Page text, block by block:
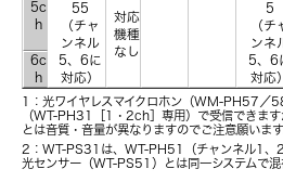
5c
h
55
（チャ
ンネル
5、6に
対応）
対応
機種
なし
5
（チ
ンネ
5、6
対応）
6c
h
※1：光ワイヤレスマイクロホン（WM-PH57／
（WT-PH31［1・2ch］専用）で受信できま
とは音質・音量が異なりますのでご注意願います
※2：WT-PS31は、WT-PH51（チャンネル1、2
光センサー（WT-PS51）とは同一システムで混